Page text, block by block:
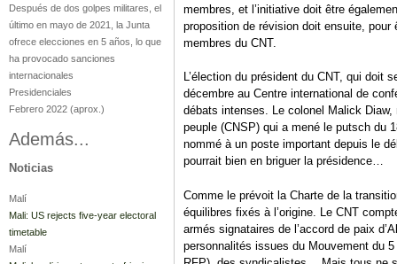
membres, et l’initiative doit être
proposition de révision doit ensuite,
membres du CNT.
L’élection du président du CNT, qui doit
décembre au Centre international de
débats intenses. Le colonel Malick
peuple (CNSP) qui a mené le putsch du
nommé à un poste important depuis le
pourrait bien en briguer la présidence…
Comme le prévoit la Charte de la
équilibres fixés à l’origine. Le CNT
armés signataires de l’accord de paix
personnalités issues du Mouvement du
Después de dos golpes militares, el
último en mayo de 2021, la Junta
ofrece elecciones en 5 años, lo que
ha provocado sanciones
internacionales
Presidenciales
Febrero 2022 (aprox.)
Además...
Noticias
Malí
Mali: US rejects five-year electoral
timetable
Malí